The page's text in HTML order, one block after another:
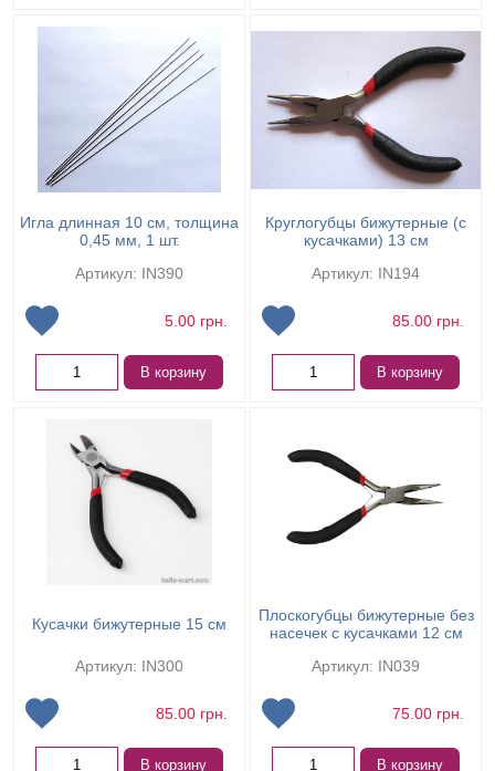
Игла длинная 10 см, толщина
0,45 мм, 1 шт.
Артикул: IN390
5.00 грн.
В корзину
Круглогубцы бижутерные (с
кусачками) 13 см
Артикул: IN194
85.00 грн.
В корзину
Кусачки бижутерные 15 см
Артикул: IN300
85.00 грн.
В корзину
Плоскогубцы бижутерные без
насечек с кусачками 12 см
Артикул: IN039
75.00 грн.
В корзину